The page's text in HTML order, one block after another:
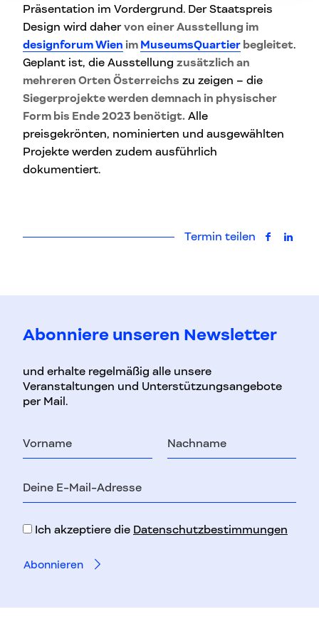
Präsentation im Vordergrund. Der Staatspreis
Design wird dahervon einer Ausstellung im
designforum Wien im MuseumsQuartier begleitet.
Geplant ist, die Ausstellung zusätzlich an
mehreren Orten Österreichs zu zeigen – die
Siegerprojekte werden demnach in physischer
Form bis Ende 2023 benötigt. Alle
preisgekrönten, nominierten und ausgewählten
Projekte werden zudem ausführlich
dokumentiert.
Termin teilen auf auf
Abonniere unseren Newsletter
und erhalte regelmäßig alle unsere
Veranstaltungen und Unterstützungsangebote
per Mail.
Nachname
Mail-
Ich akzeptiere die Datenschutzbestimmungen